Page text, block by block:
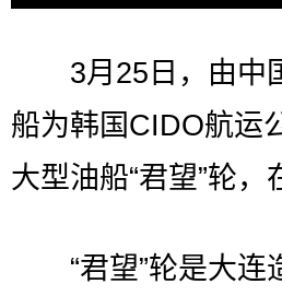
3月25日，由中
船为韩国CIDO航运
大型油船“君望”轮
“君望”轮是大连